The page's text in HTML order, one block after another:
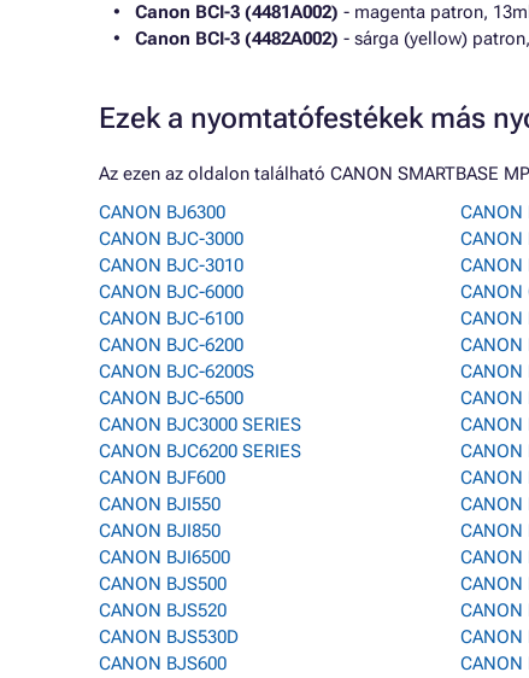
Canon BCI-3 (4481A002) - magenta patron,
Canon BCI-3 (4482A002) - sárga (yellow)
Ezek a nyomtatófestékek más
Az ezen az oldalon található CANON SMARTBASE
CANON BJ6300
CANON BJC-3000
CANON BJC-3010
CANON BJC-6000
CANON BJC-6100
CANON BJC-6200
CANON BJC-6200S
CANON BJC-6500
CANON BJC3000 SERIES
CANON BJC6200 SERIES
CANON BJF600
CANON BJI550
CANON BJI850
CANON BJI6500
CANON BJS500
CANON BJS520
CANON BJS530D
CANON BJS600
CANON
CANON
CANON
CANON
CANON
CANON
CANON
CANON
CANON
CANON
CANON
CANON
CANON
CANON
CANON
CANON
CANON
CANON